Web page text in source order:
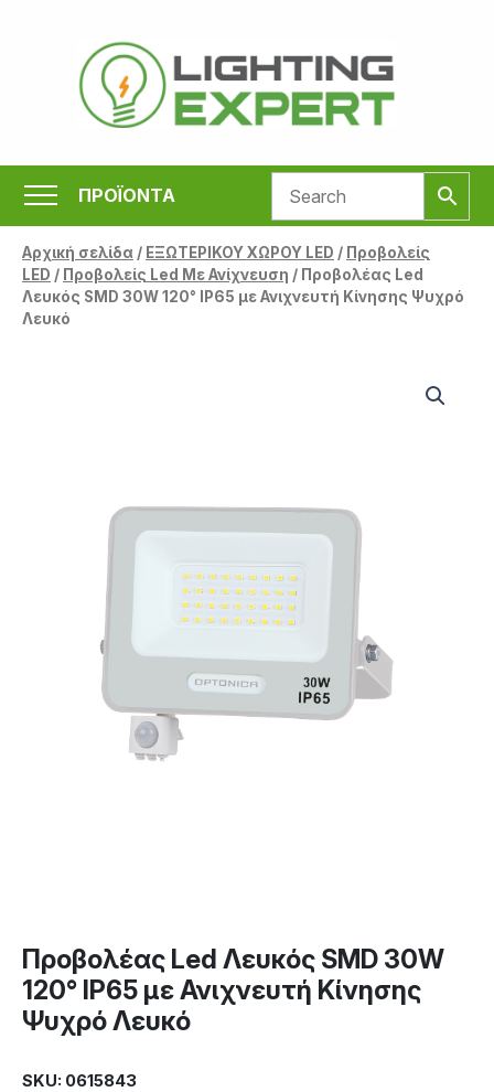
περιεχόμενο
ΠΡΟΪΟΝΤΑ
Αρχική σελίδα/ ΕΞΩΤΕΡΙΚΟΥ ΧΩΡΟΥ LED / Προβολείς
LED / Προβολείς Led Με Ανίχνευση / Προβολέας Led
Λευκός SMD 30W 120° IP65 με Ανιχνευτή Κίνησης Ψυχρό
Λευκό
Προβολέας Led Λευκός SMD 30W
120° IP65 με Ανιχνευτή Κίνησης
Ψυχρό Λευκό
SKU: 0615843